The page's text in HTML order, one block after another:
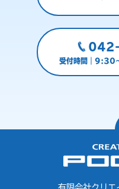
受付時間｜9:30